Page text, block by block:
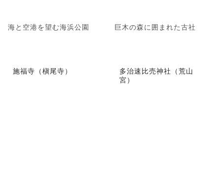
海と空港を望む海浜公園 巨木の森に囲まれた古社
施福寺（槇尾寺）
多治速比売神社（荒山
宮）